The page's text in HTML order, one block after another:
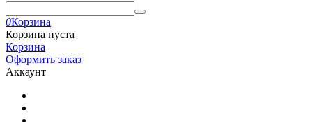
0Корзина
Корзина пуста
Корзина
Оформить заказ
Аккаунт